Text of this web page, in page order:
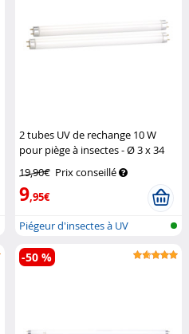
2 tubes UV de rechange 10 W
pour piège à insectes - Ø 3 x 34
19,90€ Prix conseillé
9,95€
Piégeur d'insectes à UV
-50 %